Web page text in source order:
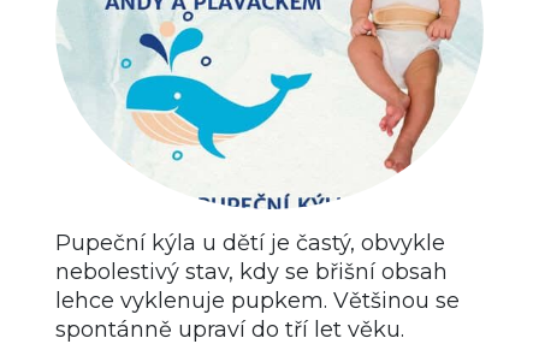
Pupeční kýla u dětí je častý, obvykle
nebolestivý stav, kdy se břišní obsah
lehce vyklenuje pupkem. Většinou se
spontánně upraví do tří let věku.